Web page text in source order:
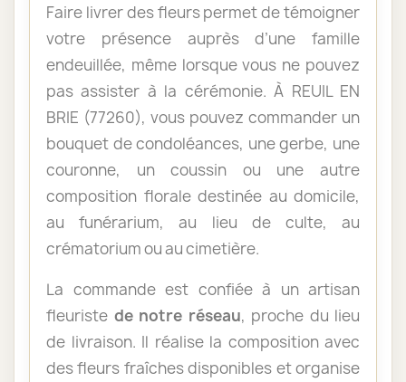
Faire livrer des fleurs permet de témoigner
votre présence auprès d’une famille
endeuillée, même lorsque vous ne pouvez
pas assister à la cérémonie. À REUIL EN
BRIE (77260), vous pouvez commander un
bouquet de condoléances, une gerbe, une
couronne, un coussin ou une autre
composition florale destinée au domicile,
au funérarium, au lieu de culte, au
crématorium ou au cimetière.
La commande est confiée à un artisan
fleuriste de notre réseau, proche du lieu
de livraison. Il réalise la composition avec
des fleurs fraîches disponibles et organise